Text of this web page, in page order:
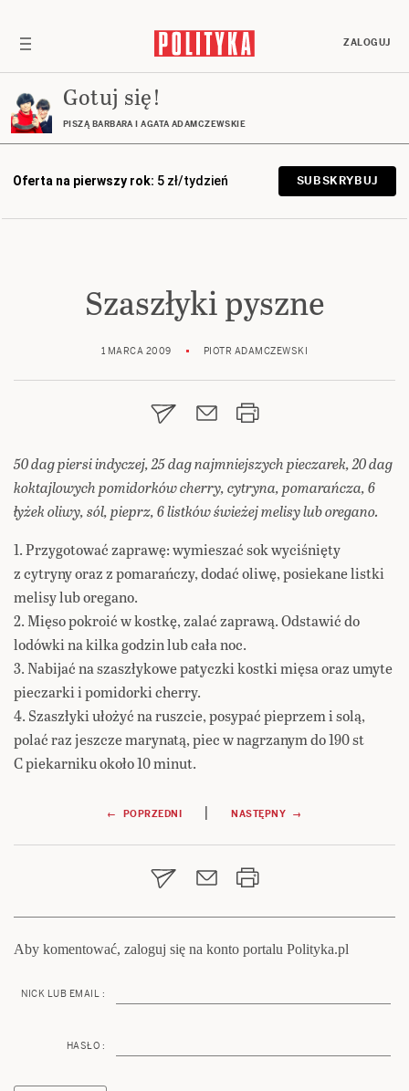
ZALOGUJ
Gotuj się!
PISZĄ BARBARA I AGATA ADAMCZEWSKIE
Oferta na pierwszy rok: 5 zł/tydzień SUBSKRYBUJ
Szaszłyki pyszne
1 MARCA 2009 PIOTR ADAMCZEWSKI
50 dag piersi indyczej, 25 dag najmniejszych pieczarek, 20 dag
koktajlowych pomidorków cherry, cytryna, pomarańcza, 6
łyżek oliwy, sól, pieprz, 6 listków świeżej melisy lub oregano.
1. Przygotować zaprawę: wymieszać sok wyciśnięty
z cytryny oraz z pomarańczy, dodać oliwę, posiekane listki
melisy lub oregano.
2. Mięso pokroić w kostkę, zalać zaprawą. Odstawić do
lodówki na kilka godzin lub cała noc.
3. Nabijać na szaszłykowe patyczki kostki mięsa oraz umyte
pieczarki i pomidorki cherry.
4. Szaszłyki ułożyć na ruszcie, posypać pieprzem i solą,
polać raz jeszcze marynatą, piec w nagrzanym do 190 st
C piekarniku około 10 minut.
Nawigacja
wpisu
← POPRZEDNI | NASTĘPNY →
Aby komentować, zaloguj się na konto portalu Polityka.pl
NICK LUB EMAIL :
HASŁO :